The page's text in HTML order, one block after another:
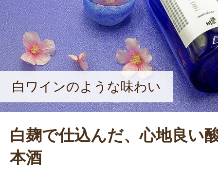
白ワインのような味わい
白麹で仕込んだ、心地良い
本酒